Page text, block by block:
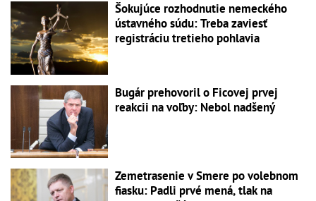
Šokujúce rozhodnutie nemeckého
ústavného súdu: Treba zaviesť
registráciu tretieho pohlavia
Bugár prehovoril o Ficovej prvej
reakcii na voľby: Nebol nadšený
Zemetrasenie v Smere po volebnom
fiasku: Padli prvé mená, tlak na